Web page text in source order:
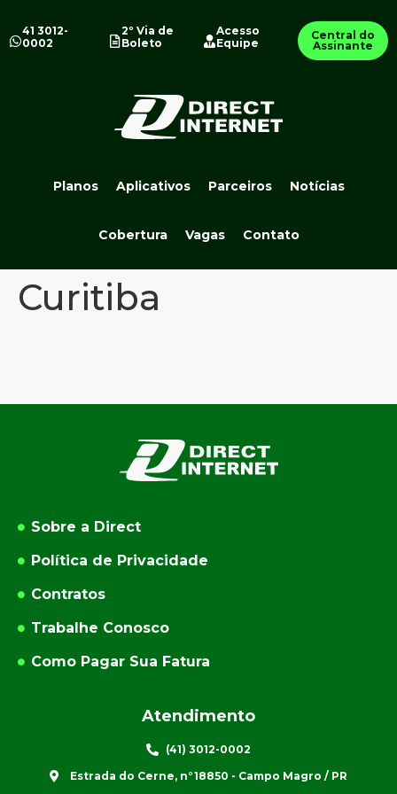
41 3012-
0002
2º Via de
Boleto
Acesso
Equipe
Central do
Assinante
Planos Aplicativos Parceiros Notícias
Cobertura Vagas Contato
Curitiba
Sobre a Direct
Política de Privacidade
Contratos
Trabalhe Conosco
Como Pagar Sua Fatura
Atendimento
(41) 3012-0002
Estrada do Cerne, n°18850 - Campo Magro / PR